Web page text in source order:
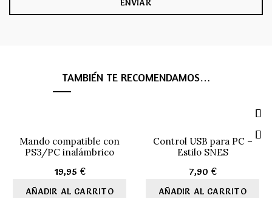
TAMBIÉN TE RECOMENDAMOS…
Mando compatible con
PS3/PC inalámbrico
19,95 €
AÑADIR AL CARRITO
Control USB para PC –
Estilo SNES
7,90 €
AÑADIR AL CARRITO